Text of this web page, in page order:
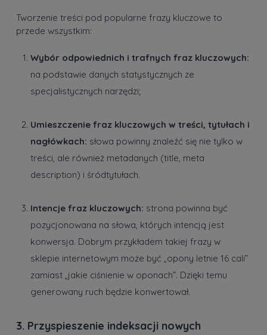
Tworzenie treści pod popularne frazy kluczowe to
przede wszystkim:
Wybór odpowiednich i trafnych fraz kluczowych:
na podstawie danych statystycznych ze
specjalistycznych narzędzi;
Umieszczenie fraz kluczowych w treści, tytułach i
nagłówkach: słowa powinny znaleźć się nie tylko w
treści, ale również metadanych (title, meta
description) i śródtytułach.
Intencje fraz kluczowych: strona powinna być
pozycjonowana na słowa, których intencją jest
konwersja. Dobrym przykładem takiej frazy w
sklepie internetowym może być „opony letnie 16 cali”
zamiast „jakie ciśnienie w oponach”. Dzięki temu
generowany ruch będzie konwertował.
3. Przyspieszenie indeksacji nowych